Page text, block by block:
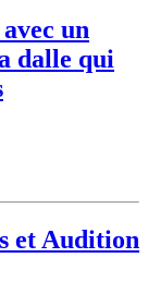
un
dalle qui
et Audition